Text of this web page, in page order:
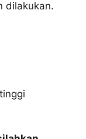
dilakukan.